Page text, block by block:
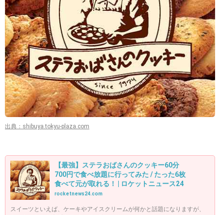
出典：shibuya.tokyu-plaza.com
【最強】ステラおばさんのクッキー60分
700円で食べ放題に行ってみた / たった6枚
食べて元が取れる！ | ロケットニュース24
rocketnews24.com
スイーツといえば、ケーキやアイスクリームが何かと話題になりますが、